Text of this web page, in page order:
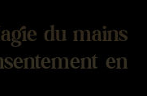
du mains
en